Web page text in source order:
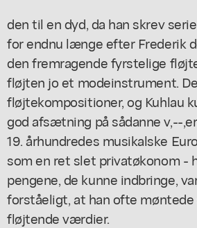
den til en dyd, da han skrev
for endnu længe efter Frederik
den fremragende fyrstelige
fløjten jo et modeinstrument.
fløjtekompositioner, og Kuhlau
god afsætning på sådanne v,--
19. århundredes musikalske
som en ret slet privatøkonom -
pengene, de kunne indbringe,
forståeligt, at han ofte møntede
fløjtende værdier.